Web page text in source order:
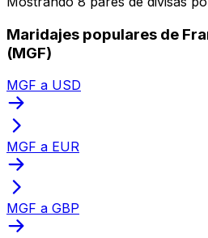
Maridajes populares de
(MGF)
MGF a USD
MGF a EUR
MGF a GBP